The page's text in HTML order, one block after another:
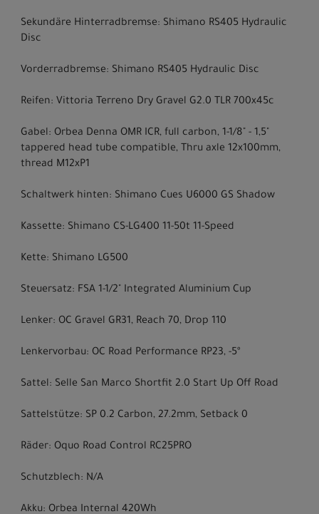
Sekundäre Hinterradbremse: Shimano RS405 Hydraulic
Disc
Vorderradbremse: Shimano RS405 Hydraulic Disc
Reifen: Vittoria Terreno Dry Gravel G2.0 TLR 700x45c
Gabel: Orbea Denna OMR ICR, full carbon, 1-1/8" - 1,5"
tappered head tube compatible, Thru axle 12x100mm,
thread M12xP1
Schaltwerk hinten: Shimano Cues U6000 GS Shadow
Kassette: Shimano CS-LG400 11-50t 11-Speed
Kette: Shimano LG500
Steuersatz: FSA 1-1/2" Integrated Aluminium Cup
Lenker: OC Gravel GR31, Reach 70, Drop 110
Lenkervorbau: OC Road Performance RP23, -5º
Sattel: Selle San Marco Shortfit 2.0 Start Up Off Road
Sattelstütze: SP 0.2 Carbon, 27.2mm, Setback 0
Räder: Oquo Road Control RC25PRO
Schutzblech: N/A
Akku: Orbea Internal 420Wh